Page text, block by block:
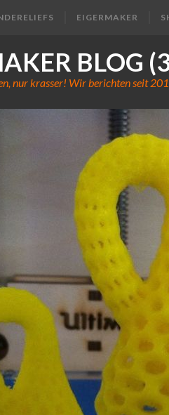
EIGERMAKER
BLOG
nur krasser! Wir berichten seit